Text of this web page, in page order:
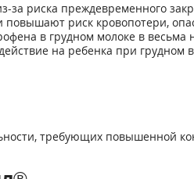
риска преждевременного
риск кровопотери,
в грудном молоке в
на ребенка при грудном
требующих повышенной